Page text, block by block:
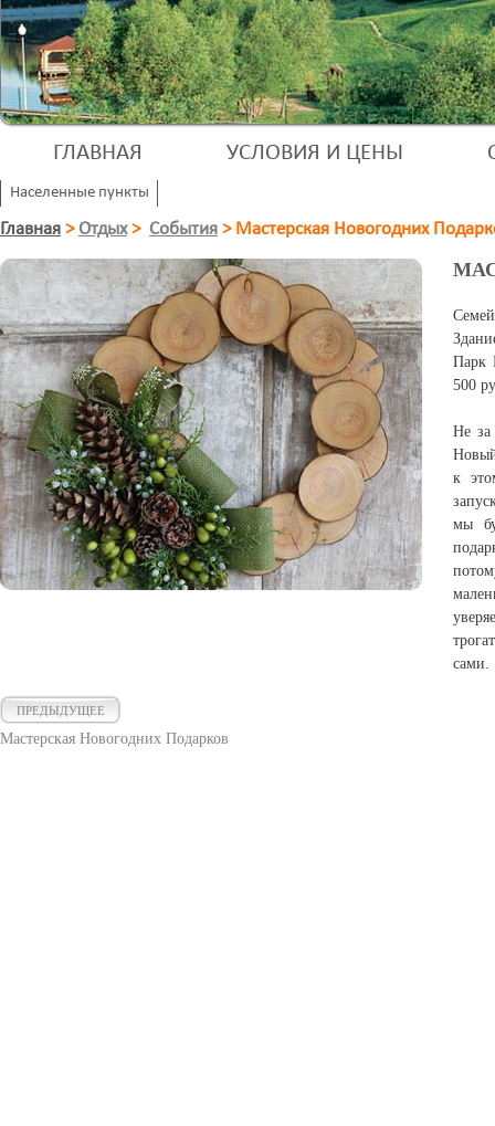
ГЛАВНАЯ УСЛОВИЯ И ЦЕНЫ
Населенные пункты
Главная > Отдых > События > Мастерская Новогодних
Парк
500
Не
к
мы
сами.
ПРЕДЫДУЩЕЕ
Мастерская Новогодних Подарков